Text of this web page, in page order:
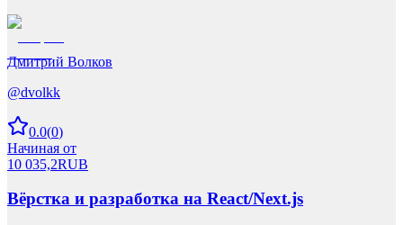
Дмитрий Волков
@dvolkk
0.0(0)
Начиная от
10 035,2RUB
Вёрстка и разработка на React/Next.js